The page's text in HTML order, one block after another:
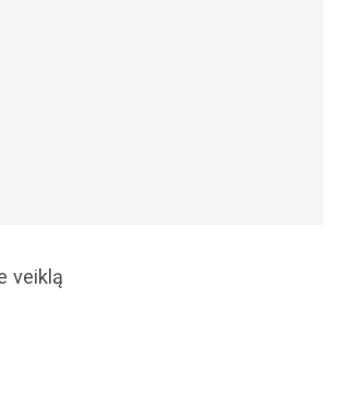
veiklą